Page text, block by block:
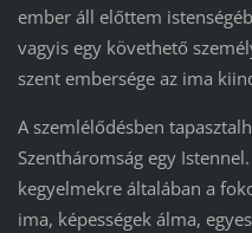
ember áll előttem
vagyis egy követhető
szent embersége az ima
A szemlélődésben
Szentháromság egy
kegyelmekre általában a
ima, képességek álma,